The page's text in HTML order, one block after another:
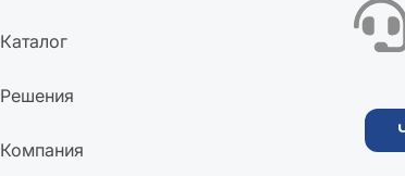
Каталог
Решения
Компания